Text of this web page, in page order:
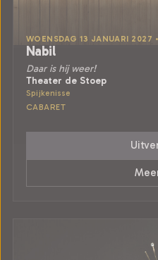
WOENSDAG 13 JANUARI 2027
Nabil
Daar is hij weer!
Theater de Stoep
Spijkenisse
CABARET